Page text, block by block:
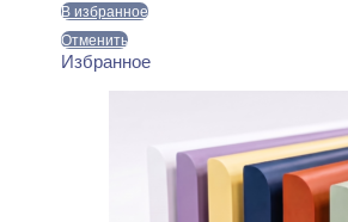
В избранное
Отменить
Избранное